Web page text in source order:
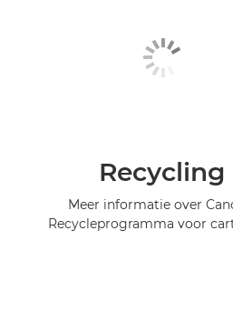
Recycling
Meer informatie over
Recycleprogramma voor